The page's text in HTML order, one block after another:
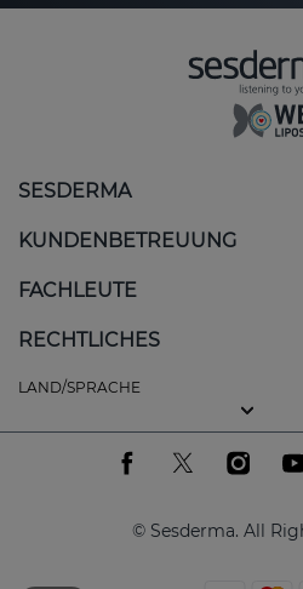
Spannungsgefühl und
Geschmeidigkeit:Da
ausreichend mit
Peeling oder Rauheit:
sich nicht effektiv
der Oberfläche führt.
Reizungen und
Umweltfaktoren oder
Bestandteilen reagieren.
umweltbedingten Faktoren,
SESDERMA
KUNDENBETREUUNG
FACHLEUTE
RECHTLICHES
LAND/SPRACHE
© Sesderma. All